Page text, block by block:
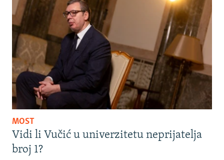
MOST
Vidi li Vučić u univerzitetu neprijatelja
broj 1?